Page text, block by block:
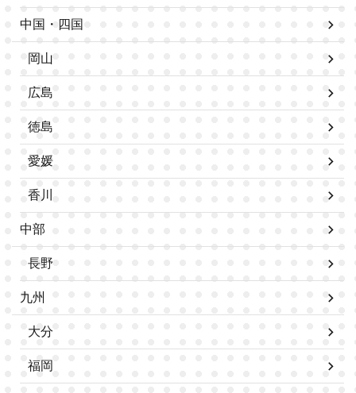
中国・四国
岡山
広島
徳島
愛媛
香川
中部
長野
九州
大分
福岡